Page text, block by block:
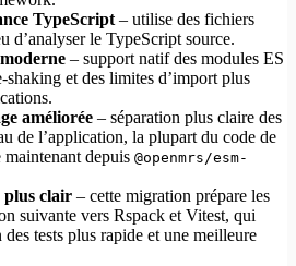
TypeScript– utilise des fichiers
d’analyser le TypeScript source.
– support natif des modules ES
shaking et des limites d’import plus
améliorée – séparation plus claire des
de l’application, la plupart du code de
depuis @openmrs/esm-
plus clair – cette migration prépare les
suivante vers Rspack et Vitest, qui
tests plus rapide et une meilleure